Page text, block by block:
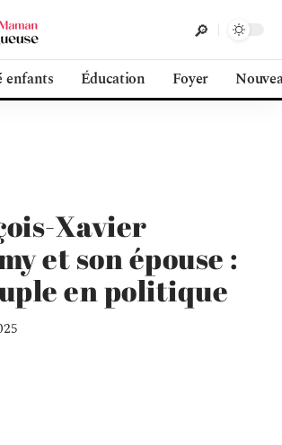
enfants Éducation Foyer
Xavier
et son épouse :
en politique